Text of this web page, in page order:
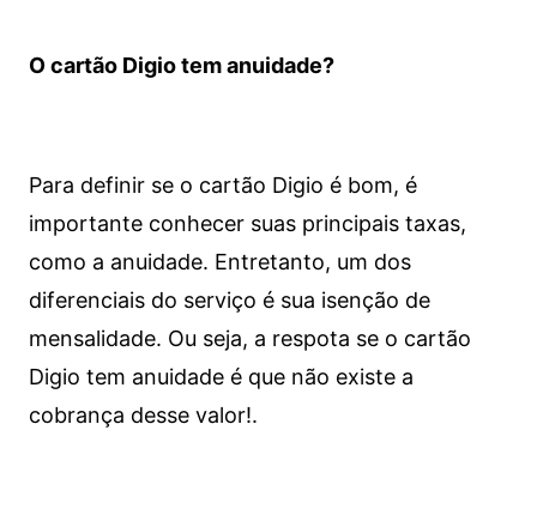
O cartão Digio tem anuidade?
Para definir se o cartão Digio é bom, é
importante conhecer suas principais taxas,
como a anuidade. Entretanto, um dos
diferenciais do serviço é sua isenção de
mensalidade. Ou seja, a respota se o cartão
Digio tem anuidade é que não existe a
cobrança desse valor!.